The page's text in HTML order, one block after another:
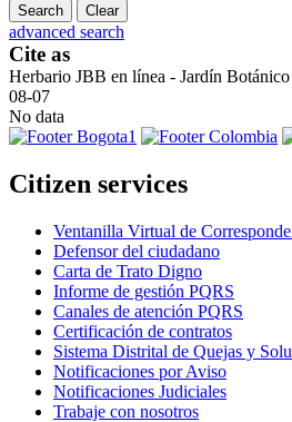
Search Clear
advanced search
Cite as
Herbario JBB en línea - Jardín
08-07
No data
Citizen services
Ventanilla Virtual de
Defensor del ciudadano
Carta de Trato Digno
Informe de gestión PQRS
Canales de atención PQRS
Certificación de contratos
Sistema Distrital de Quejas y
Notificaciones por Aviso
Notificaciones Judiciales
Trabaje con nosotros